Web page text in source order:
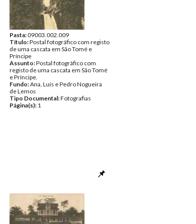
Pasta:09003.002.009
Título:Postal fotográfico com registo
de uma cascata em São Tomé e
Príncipe
Assunto:Postal fotográfico com
registo de uma cascata em São Tomé
e Príncipe.
Fundo:Ana, Luís e Pedro Nogueira
de Lemos
Tipo Documental:Fotografias
Página(s): 1